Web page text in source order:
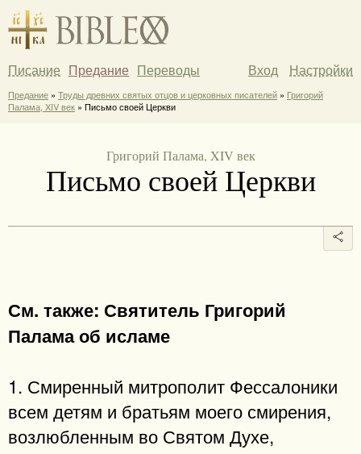
Писание Предание Переводы Вход Настройки
Предание » Труды древних святых отцов и церковных писателей » Григорий
Палама, XIV век » Письмо своей Церкви
Григорий Палама, XIV век
Письмо своей Церкви
См. также: Святитель Григорий
Палама об исламе
1. Смиренный митрополит Фессалоники
всем детям и братьям моего смирения,
возлюбленным во Святом Духе,